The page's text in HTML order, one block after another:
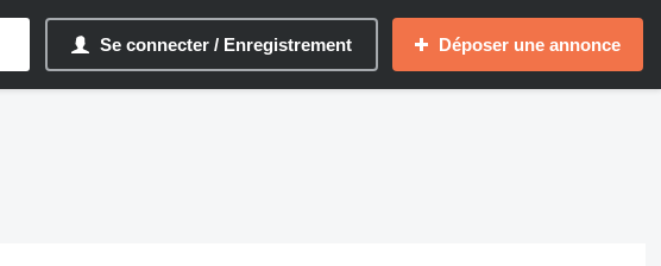
Se connecter / Enregistrement Déposer une annonce